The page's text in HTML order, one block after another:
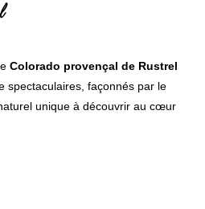
Colorado provençal de Rustrel
spectaculaires, façonnés par le
unique à découvrir au cœur